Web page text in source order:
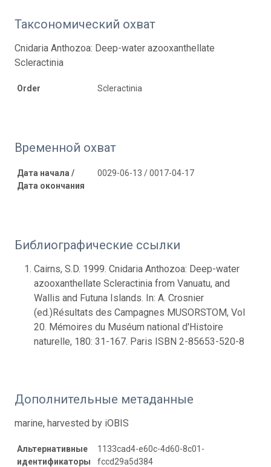
Таксономический охват
Cnidaria Anthozoa: Deep-water azooxanthellate
Scleractinia
Order Scleractinia
Временной охват
Дата начала /
Дата окончания
0029-06-13 / 0017-04-17
Библиографические ссылки
Cairns, S.D. 1999. Cnidaria Anthozoa: Deep-water
azooxanthellate Scleractinia from Vanuatu, and
Wallis and Futuna Islands. In: A. Crosnier
(ed.)Résultats des Campagnes MUSORSTOM, Vol
20. Mémoires du Muséum national d'Histoire
naturelle, 180: 31-167. Paris ISBN 2-85653-520-8
Дополнительные метаданные
marine, harvested by iOBIS
Альтернативные
идентификаторы
1133cad4-e60c-4d60-8c01-
fccd29a5d384